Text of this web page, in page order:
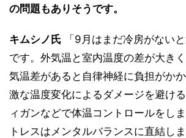
の問題もありそうです。
キムシノ氏 「9月はまだ冷房がない
です。外気温と室内温度の差が大き
気温差があると自律神経に負担がか
激な温度変化によるダメージを避け
ィガンなどで体温コントロールをし
トレスはメンタルバランスに直結しま